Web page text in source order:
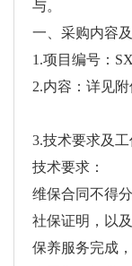
与。
一、采购内容
1.项目编号：
2.内容：详见附
3.技术要求及工
技术要求：
维保合同不得
社保证明，以
保养服务完成